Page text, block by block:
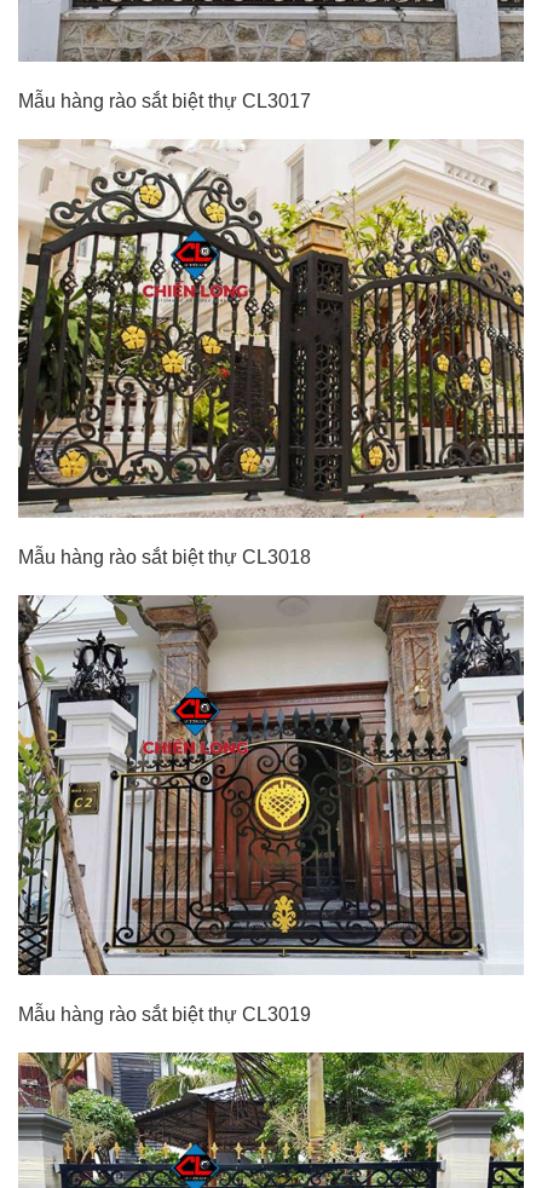
Mẫu hàng rào sắt biệt thự CL3017
Mẫu hàng rào sắt biệt thự CL3018
Mẫu hàng rào sắt biệt thự CL3019